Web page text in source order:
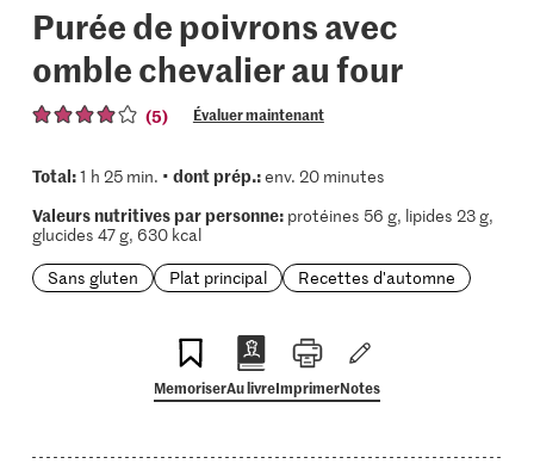
Purée de poivrons avec
omble chevalier au four
(5) Évaluer maintenant
Total:1 h 25 min. • dont prép.:env. 20 minutes
Valeurs nutritives par personne:protéines 56 g, lipides 23 g,
glucides 47 g, 630 kcal
Sans gluten
Plat principal Recettes d'automne
MemoriserAu livreImprimerNotes